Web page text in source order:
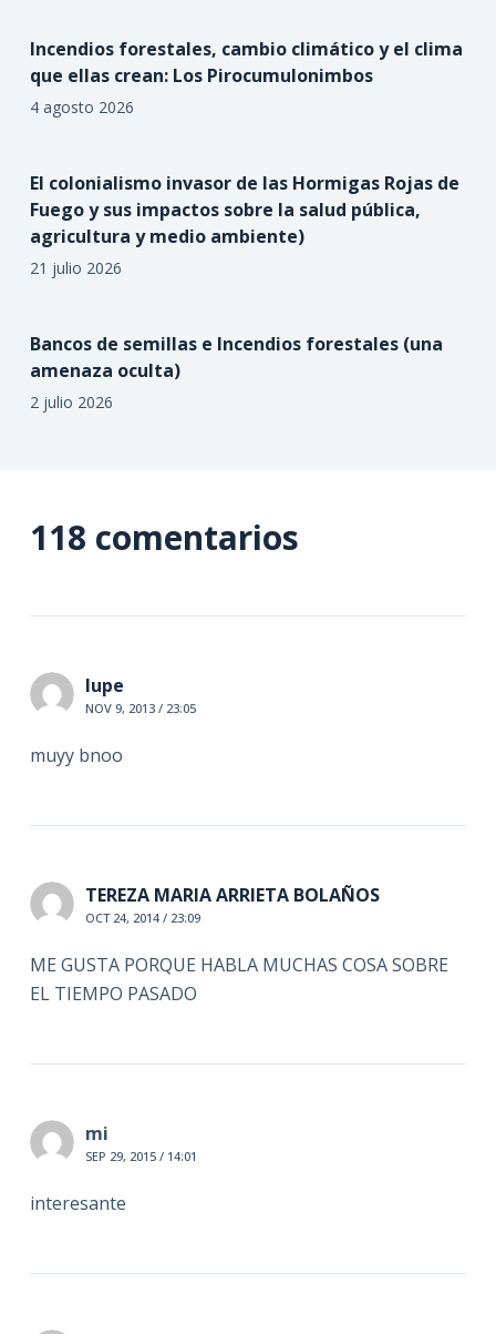
Incendios forestales, cambio climático y el clima
que ellas crean: Los Pirocumulonimbos
4 agosto 2026
El colonialismo invasor de las Hormigas Rojas de
Fuego y sus impactos sobre la salud pública,
agricultura y medio ambiente)
21 julio 2026
Bancos de semillas e Incendios forestales (una
amenaza oculta)
2 julio 2026
118 comentarios
lupe
NOV 9, 2013 / 23:05
muyy bnoo
TEREZA MARIA ARRIETA BOLAÑOS
OCT 24, 2014 / 23:09
ME GUSTA PORQUE HABLA MUCHAS COSA SOBRE
EL TIEMPO PASADO
mi
SEP 29, 2015 / 14:01
interesante